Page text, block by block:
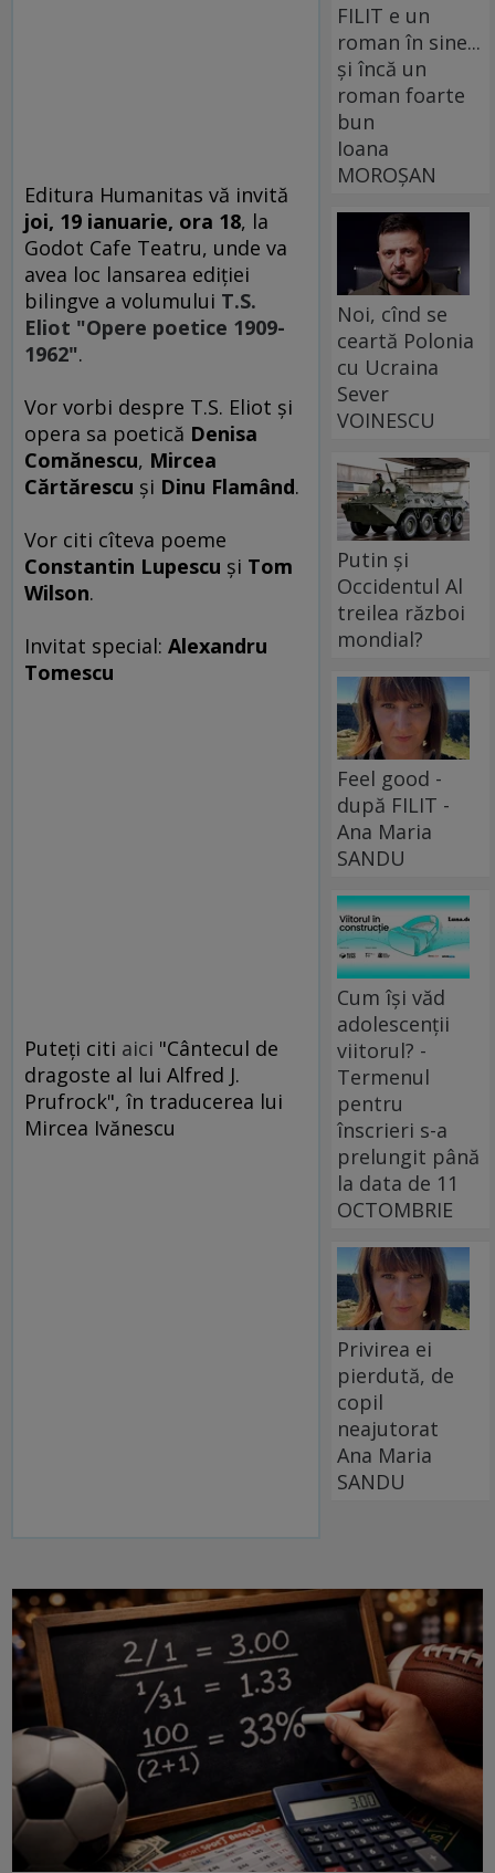
Editura Humanitas vă invită
joi, 19 ianuarie, ora 18, la
Godot Cafe Teatru, unde va
avea loc lansarea ediţiei
bilingve a volumului T.S.
Eliot "Opere poetice 1909-
1962".
Vor vorbi despre T.S. Eliot şi
opera sa poetică Denisa
Comănescu, Mircea
Cărtărescu şi Dinu Flamând.
Vor citi cîteva poeme
Constantin Lupescu şi Tom
Wilson.
Invitat special: Alexandru
Tomescu
Puteţi citi aici "Cântecul de
dragoste al lui Alfred J.
Prufrock", în traducerea lui
Mircea Ivănescu
FILIT e un
roman în sine...
și încă un
roman foarte
bun
Ioana
MOROȘAN
Noi, cînd se
ceartă Polonia
cu Ucraina
Sever
VOINESCU
Putin și
Occidentul Al
treilea război
mondial?
Feel good -
după FILIT -
Ana Maria
SANDU
Cum își văd
adolescenții
viitorul? -
Termenul
pentru
înscrieri s-a
prelungit până
la data de 11
OCTOMBRIE
Privirea ei
pierdută, de
copil
neajutorat
Ana Maria
SANDU